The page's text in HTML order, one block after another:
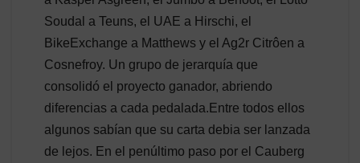
Soudal a Teuns, el UAE a Hirschi, el
BikeExchange a Matthews y el Ag2r Citrôen a
Cosnefroy. Un grupo de jerarquía que
consolidó el proyecto ganador, abriendo
diferencias a cada pedalada.Entre todos ellos
algunos sabían que su carta debia ser lanzada
de lejos. En el penúltimo paso por el Cauberg